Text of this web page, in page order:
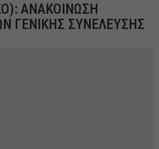
ΑΝΑΚΟΙΝΩΣΗ
ΓΕΝΙΚΗΣ ΣΥΝΕΛΕΥΣΗΣ